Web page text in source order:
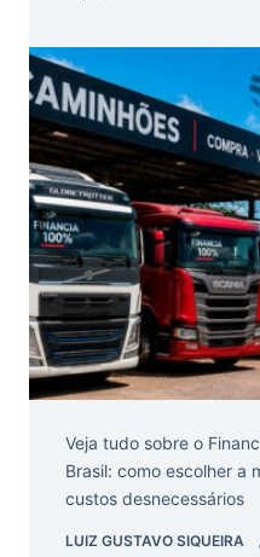
Veja tudo sobre o
Brasil: como escolher a
custos desnecessários
LUIZ GUSTAVO SIQUEIRA